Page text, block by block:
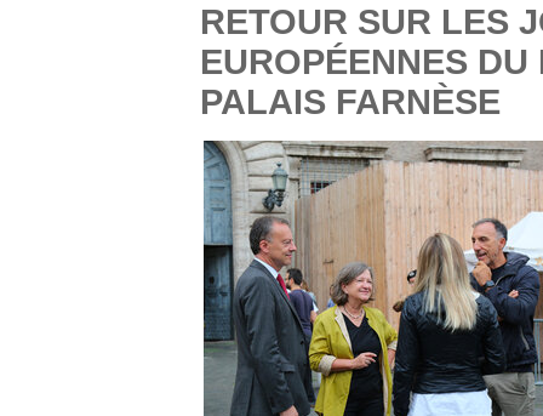
RETOUR SUR LES
EUROPÉENNES
PALAIS FARNÈSE